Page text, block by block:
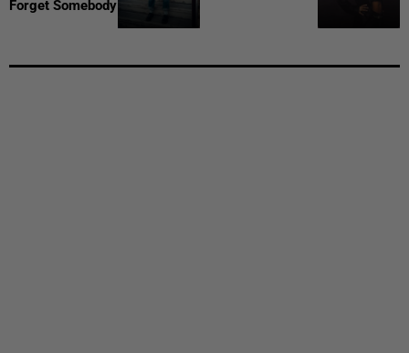
Forget Somebody